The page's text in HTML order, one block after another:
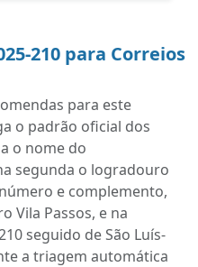
210 para Correios
para este
o padrão oficial dos
o nome do
segunda o logradouro
e complemento,
Vila Passos, e na
seguido de São Luís-
a triagem automática